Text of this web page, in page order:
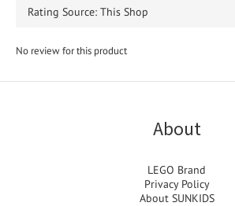
No review for this product
About
LEGO Brand
Privacy Policy
About SUNKIDS